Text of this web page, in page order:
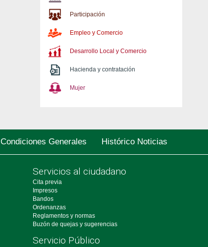
Participación
Empleo y Comercio
Desarrollo Local y Comercio
Hacienda y contratación
Mujer
Condiciones Generales Histórico Noticias
Servicios al ciudadano
Cita previa
Impresos
Bandos
Ordenanzas
Reglamentos y normas
Buzón de quejas y sugerencias
Servicio Público